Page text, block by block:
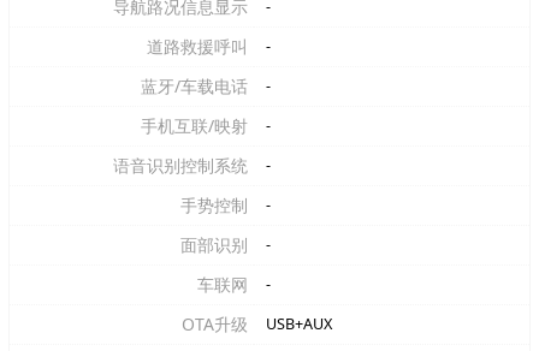
导航路况信息显示 -
道路救援呼叫 -
蓝牙/车载电话 -
手机互联/映射 -
语音识别控制系统 -
手势控制 -
面部识别 -
车联网 -
OTA升级 USB+AUX